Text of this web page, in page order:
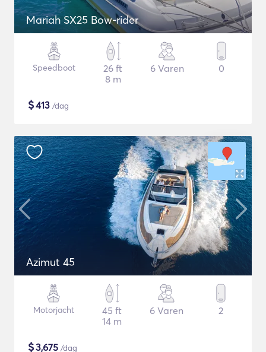
Mariah SX25 Bow-rider
Speedboot
26 ft
8 m
6 Varen 0
$413 /dag
Azimut 45
Motorjacht
45 ft
14 m
6 Varen 2
$3,675 /dag